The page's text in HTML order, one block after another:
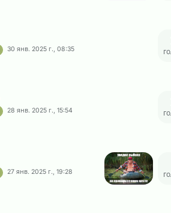
30 янв. 2025 г., 08:35
28 янв. 2025 г., 15:54
27 янв. 2025 г., 19:28